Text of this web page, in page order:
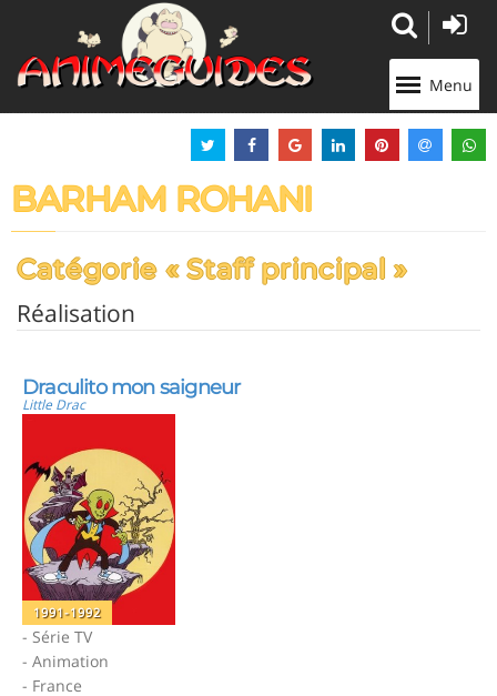
Menu
BARHAM ROHANI
Catégorie « Staff principal »
Réalisation
Draculito mon saigneur
Little Drac
1991-1992
- Série TV
- Animation
- France
Panneau de gestion des cookies